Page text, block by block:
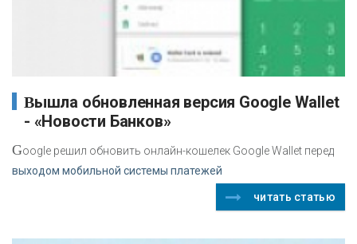
Вышла обновленная версия Google Wallet
- «Новости Банков»
Google решил обновить онлайн-кошелек Google Wallet перед
выходом мобильной системы платежей
читать статью